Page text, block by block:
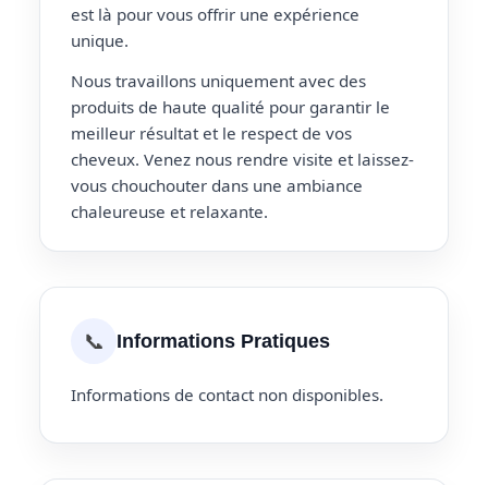
est là pour vous offrir une expérience
unique.
Nous travaillons uniquement avec des
produits de haute qualité pour garantir le
meilleur résultat et le respect de vos
cheveux. Venez nous rendre visite et laissez-
vous chouchouter dans une ambiance
chaleureuse et relaxante.
📞 Informations Pratiques
Informations de contact non disponibles.